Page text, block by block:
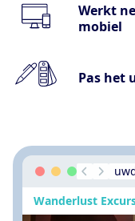
Werkt
mobiel
Pas het
Wanderlust